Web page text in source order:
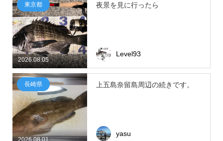
2026.08.05
東京都 夜景を見に行ったら
Level93
2026.08.01
長崎県 上五島奈留島周辺の続きです。
yasu